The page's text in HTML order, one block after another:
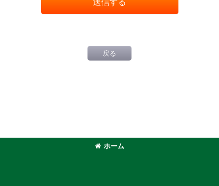
戻る
ホーム